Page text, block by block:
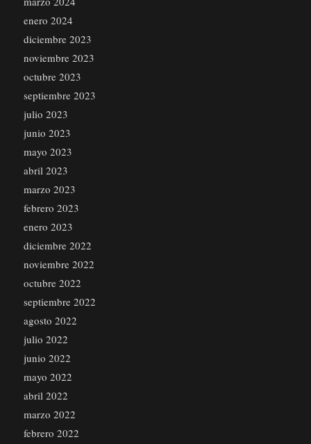
enero 2024
diciembre 2023
noviembre 2023
octubre 2023
septiembre 2023
julio 2023
junio 2023
mayo 2023
abril 2023
marzo 2023
febrero 2023
enero 2023
diciembre 2022
noviembre 2022
octubre 2022
septiembre 2022
agosto 2022
julio 2022
junio 2022
mayo 2022
abril 2022
marzo 2022
febrero 2022